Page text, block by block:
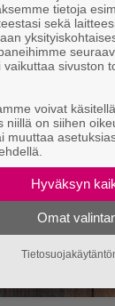
tietoja
sekä
vaikuttaa sivuston
voivat
niillä on siihen
muuttaa
Hyväksyn
Omat